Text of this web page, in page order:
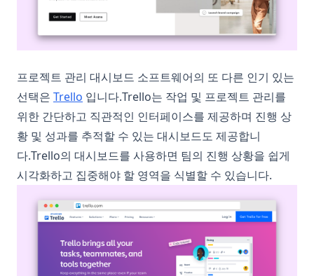
프로젝트 관리 대시보드 소프트웨어의 또 다른 인기 있는
선택은 Trello (opens in a new tab)
입니다.Trello는 작업 및 프로젝트 관리를
위한 간단하고 직관적인 인터페이스를 제공하며 진행 상
황 및 성과를 추적할 수 있는 대시보드도 제공합니
다.Trello의 대시보드를 사용하면 팀의 진행 상황을 쉽게
시각화하고 집중해야 할 영역을 식별할 수 있습니다.